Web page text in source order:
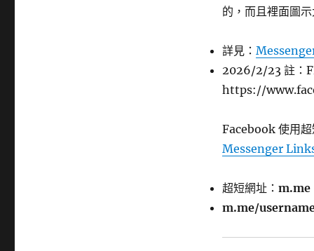
的，而且裡面圖
詳見：
2026/2/23 註：
https://
Facebook 使用超
Messenger
超短網址： m.me
m.me/